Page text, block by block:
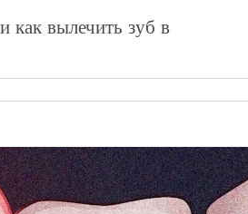
как вылечить зуб в